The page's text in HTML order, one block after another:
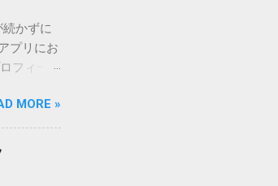
合、婚
みの容
般的な容
自分の
の人が
かずに
プリにお
フィール
を想像さ
己紹介
アプリ
のポイン
MORE »